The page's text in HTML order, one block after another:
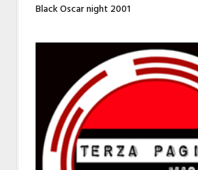
Black Oscar night 2001